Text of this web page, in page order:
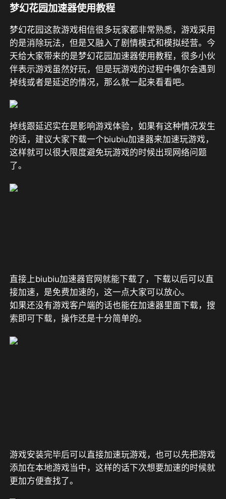
梦幻花园加速器使用教程
梦幻花园这款游戏相信很多玩家都非常熟悉，游戏采用
的是消除玩法，但是又融入了剧情模式和模拟经营。今
天给大家带来的是梦幻花园加速器使用教程，很多小伙
伴表示游戏虽然好玩，但是玩游戏的过程中偶尔会遇到
掉线或者是延迟的情况，那么就一起来看看吧。
掉线跟延迟实在是影响游戏体验，如果有这种情况发生
的话，建议大家下载一个biubiu加速器来加速玩游戏，
这样就可以很大限度避免玩游戏的时候出现网络问题
了。
直接上biubiu加速器官网就能下载了，下载以后可以直
接加速，是免费加速的，这一点大家可以放心。
如果还没有游戏客户端的话也能在加速器里面下载，搜
索即可下载，操作还是十分简单的。
游戏安装完毕后可以直接加速玩游戏，也可以先把游戏
添加在本地游戏当中，这样的话下次想要加速的时候就
更加方便查找了。